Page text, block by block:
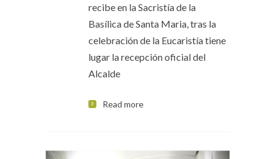
recibe en la Sacristía de la
Basílica de Santa Maria, tras la
celebración de la Eucaristía tiene
lugar la recepción oficial del
Alcalde
Read more